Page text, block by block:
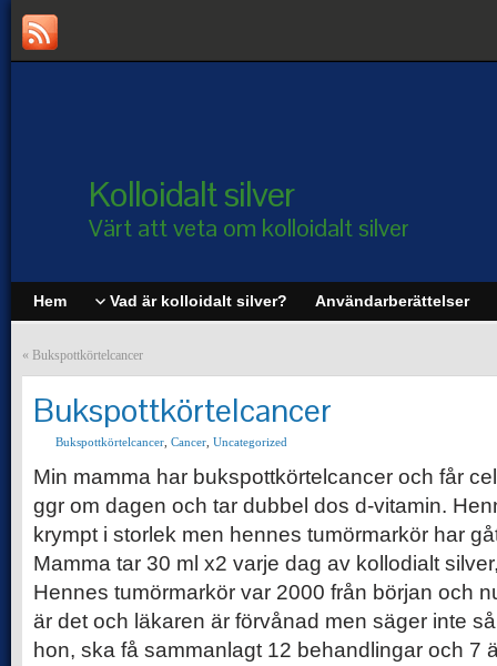
Kolloidalt silver
Värt att veta om kolloidalt silver
Hem Vad är kolloidalt silver? Användarberättelser
« Bukspottkörtelcancer
Bukspottkörtelcancer
Bukspottkörtelcancer Cancer Uncategorized
Min mamma har bukspottkörtelcancer och får
ggr om dagen och tar dubbel dos d-vitamin.
krympt i storlek men hennes tumörmarkör har
Mamma tar 30 ml x2 varje dag av kollodialt
Hennes tumörmarkör var 2000 från början och
är det och läkaren är förvånad men säger inte
hon, ska få sammanlagt 12 behandlingar och 7